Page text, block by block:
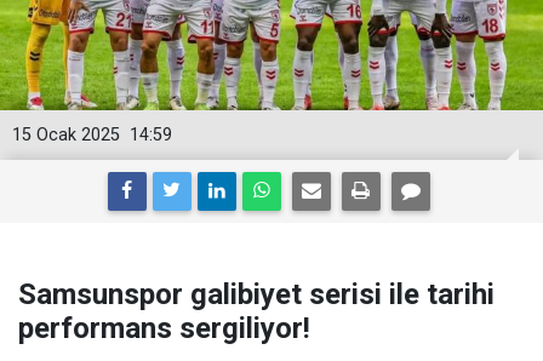
14:59
15 Ocak 2025
Samsunspor galibiyet serisi ile tarihi
performans sergiliyor!